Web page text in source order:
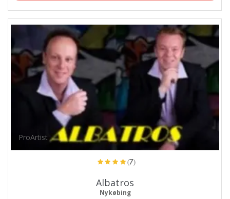
ProArtist
(7)
Albatros
Nykøbing